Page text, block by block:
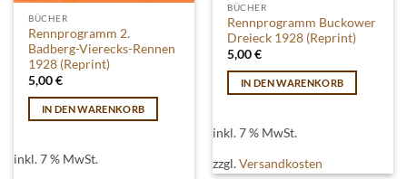
BÜCHER
Rennprogramm 2.
Badberg-Vierecks-Rennen
1928 (Reprint)
5,00€
IN DEN WARENKORB
inkl. 7 % MwSt.
BÜCHER
Rennprogramm Buckower
Dreieck 1928 (Reprint)
5,00€
IN DEN WARENKORB
inkl. 7 % MwSt.
zzgl.Versandkosten